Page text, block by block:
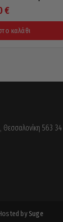
€
καλάθι
563 34
bySuge